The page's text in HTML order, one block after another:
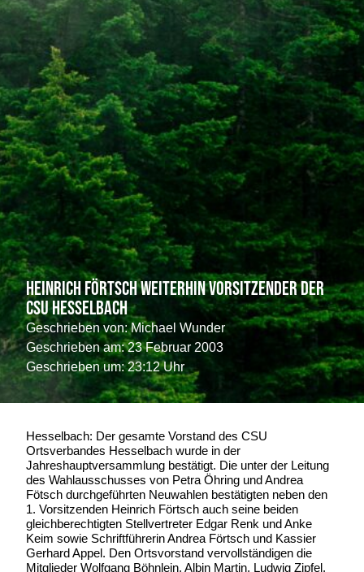
Heinrich Förtsch weiterhin Vorsitzender der
CSU Hesselbach
Geschrieben von:Michael Wunder
Geschrieben am: 23 Februar 2003
Geschrieben um: 23:12 Uhr
Hesselbach: Der gesamte Vorstand des CSU
Ortsverbandes Hesselbach wurde in der
Jahreshauptversammlung bestätigt. Die unter der Leitung
des Wahlausschusses von Petra Öhring und Andrea
Fötsch durchgeführten Neuwahlen bestätigten neben den
1. Vorsitzenden Heinrich Förtsch auch seine beiden
gleichberechtigten Stellvertreter Edgar Renk und Anke
Keim sowie Schriftführerin Andrea Förtsch und Kassier
Gerhard Appel. Den Ortsvorstand vervollständigen die
Mitglieder Wolfgang Böhnlein, Albin Martin, Ludwig Zipfel,